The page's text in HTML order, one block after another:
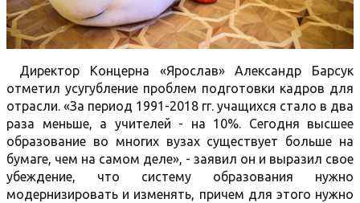
Директор Концерна «Ярослав» Александр Барсук
отметил усугубление проблем подготовки кадров для
отрасли. «За период 1991-2018 гг. учащихся стало в два
раза меньше, а учителей - на 10%. Сегодня высшее
образование во многих вузах существует больше на
бумаге, чем на самом деле», - заявил он и выразил свое
убеждение, что систему образования нужно
модернизировать и изменять, причем для этого нужно